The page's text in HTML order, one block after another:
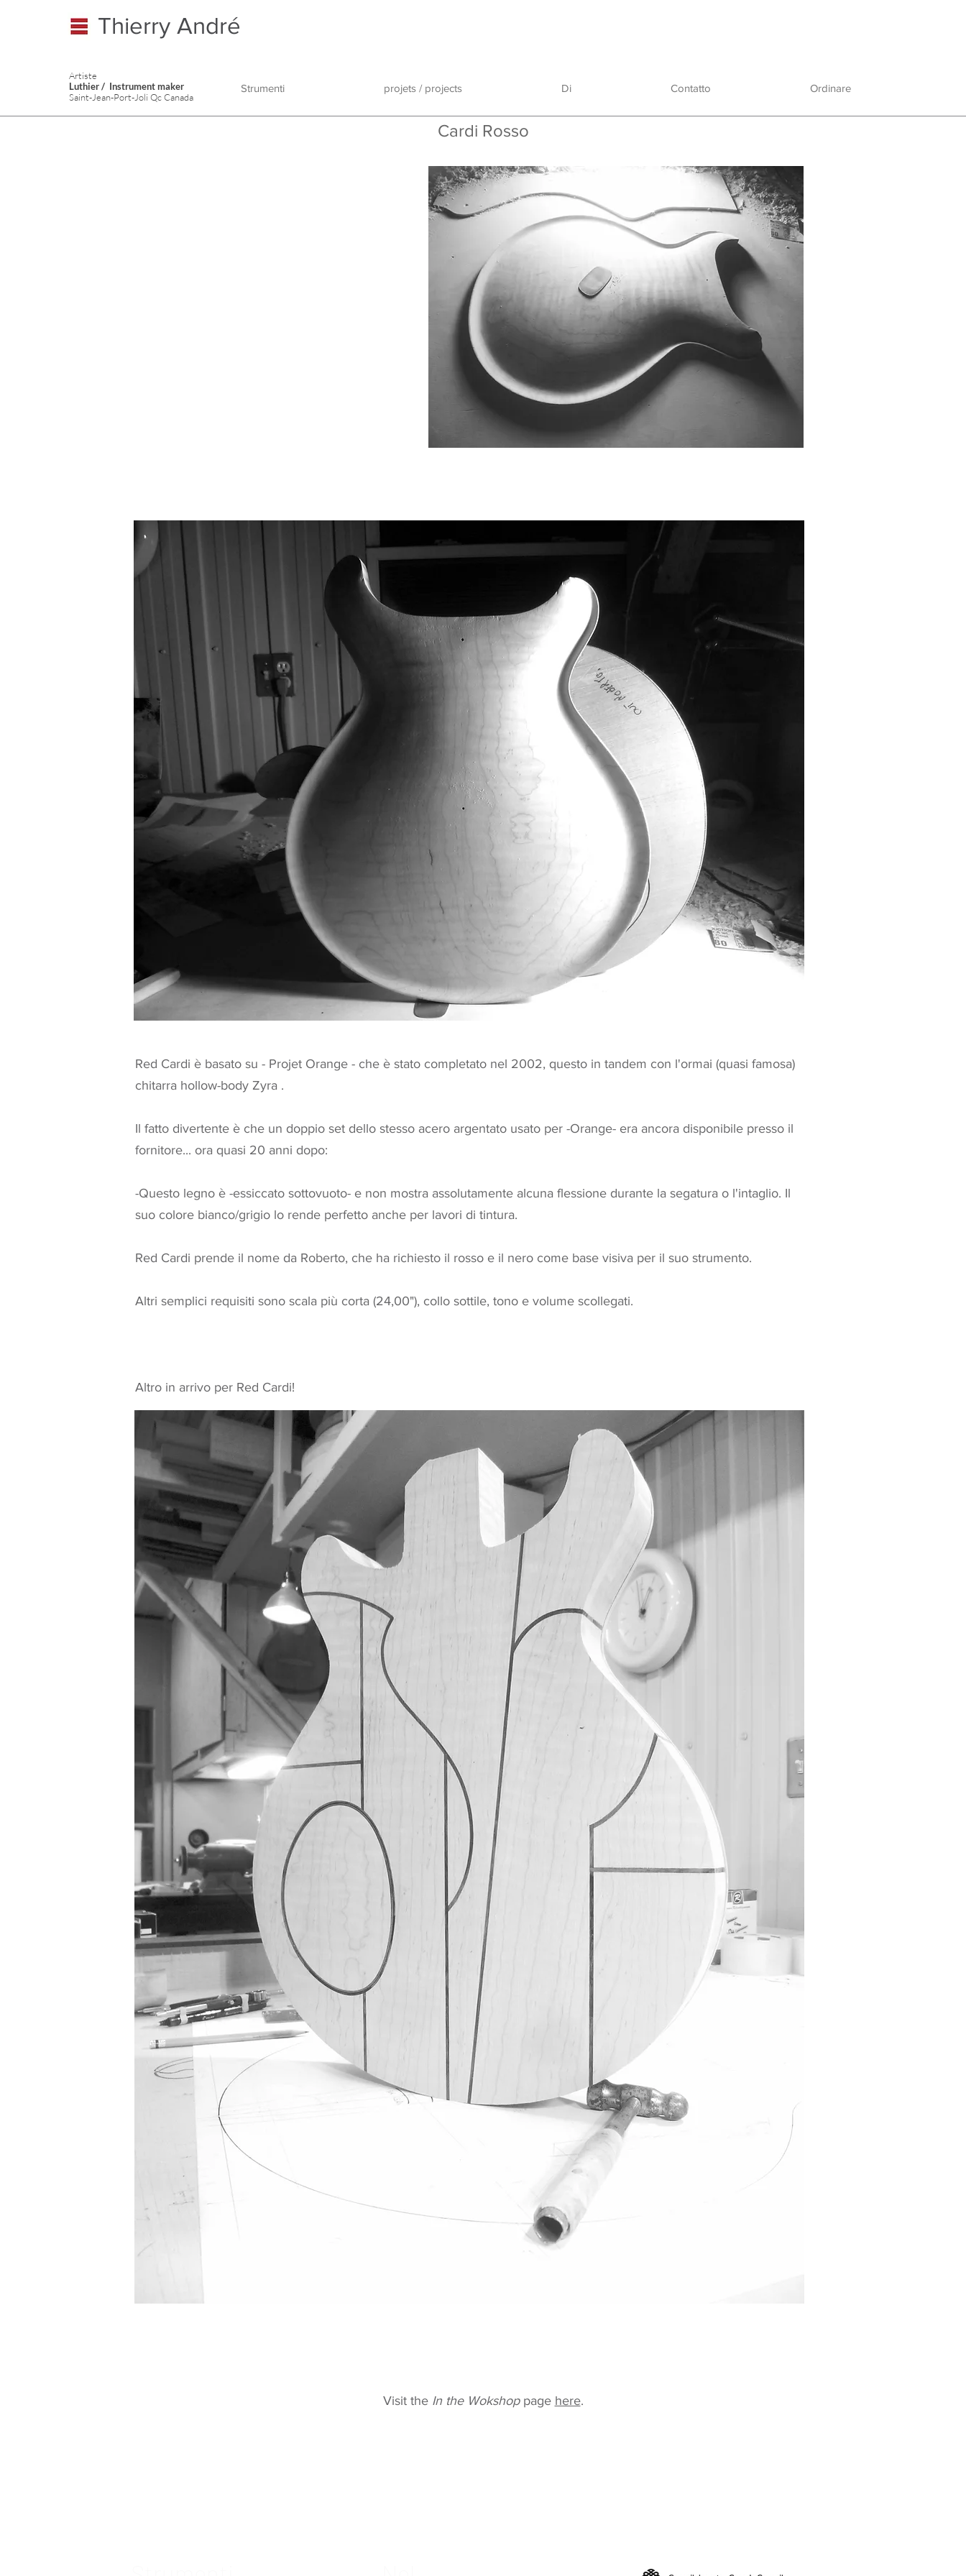
Thierry André
Artiste
Luthier / Instrument maker
Saint-Jean-Port-Joli Qc Canada
Strumenti projets / projects Di Contatto Ordinare
Cardi Rosso
Red Cardi è basato su - Projet Orange - che è stato completato nel 2002, questo in tandem con l'ormai (quasi famosa)
chitarra hollow-body Zyra .
Il fatto divertente è che un doppio set dello stesso acero argentato usato per -Orange- era ancora disponibile presso il
fornitore... ora quasi 20 anni dopo:
-Questo legno è -essiccato sottovuoto- e non mostra assolutamente alcuna flessione durante la segatura o l'intaglio. Il
suo colore bianco/grigio lo rende perfetto anche per lavori di tintura.
Red Cardi prende il nome da Roberto, che ha richiesto il rosso e il nero come base visiva per il suo strumento.
Altri semplici requisiti sono scala più corta (24,00"), collo sottile, tono e volume scollegati.
Altro in arrivo per Red Cardi!
Visit the In the Wokshoppage here.